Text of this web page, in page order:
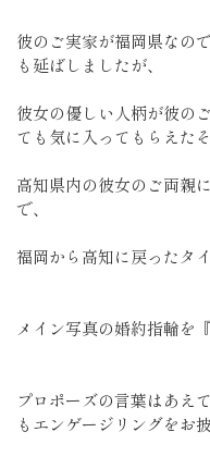
彼のご実家が福岡県なの
も延ばしましたが、
彼女の優しい人柄が彼の
ても気に入ってもらえた
高知県内の彼女のご両親
で、
福岡から高知に戻ったタ
メイン写真の婚約指輪を
プロポーズの言葉はあえ
もエンゲージリングをお